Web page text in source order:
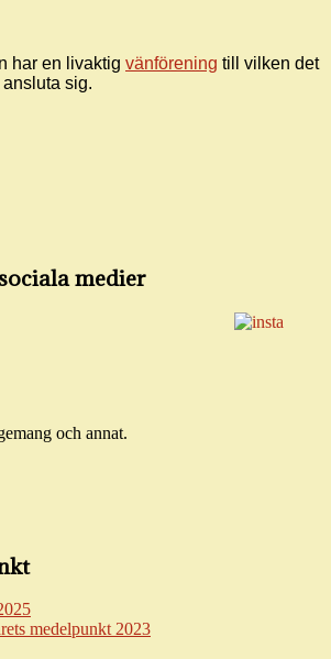
har en livaktig vänförening till vilken det
ansluta sig.
medier
och annat.
medelpunkt 2023